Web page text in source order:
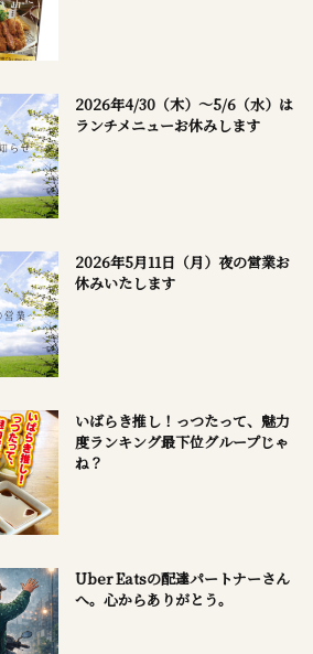
2026年4/30（木）～5/6（水）は
ランチメニューお休みします
2026年5月11日（月）夜の営業お
休みいたします
いばらき推し！っつたって、魅力
度ランキング最下位グループじゃ
ね？
Uber Eatsの配達パートナーさん
へ。心からありがとう。